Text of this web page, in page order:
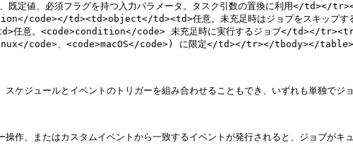
値、必須フラグを持つ入力パラメータ。タスク引数の置換に利用</
code></td><td>object</td><td>任意。未充足時はジョブをスキ
意。<code>condition</code> 未充足時に実行するジョブ</td></
code>、<code>macOS</code>) に限定</td></tr></tbody></table>
ケジュールとイベントのトリガーを組み合わせることもでき、いずれも単独でジ
作、またはカスタムイベントから一致するイベントが発行されると、ジョブが